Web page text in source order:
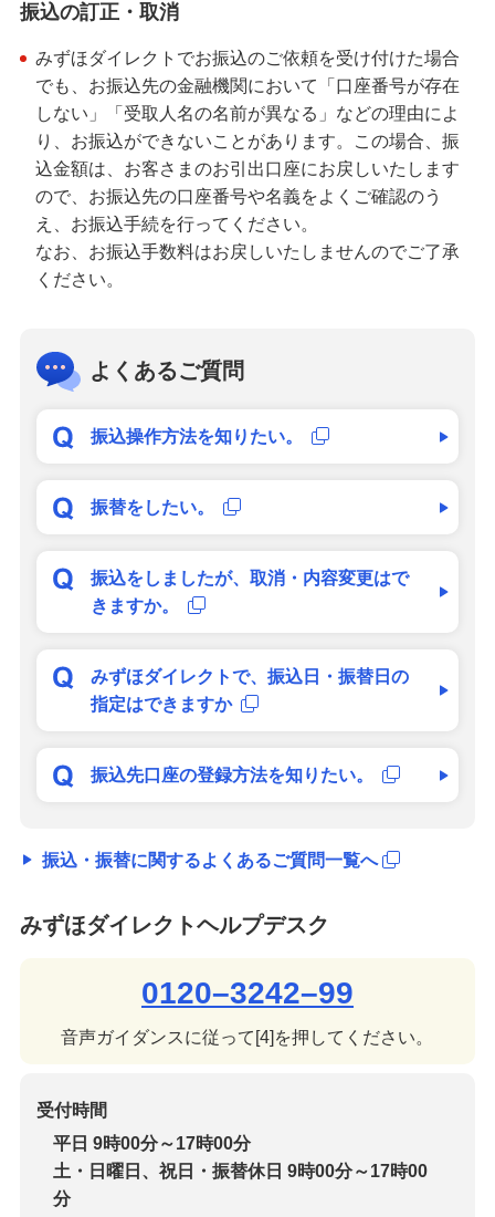
振込の訂正・取消
みずほダイレクトでお振込のご依頼を受け付けた場合
でも、お振込先の金融機関において「口座番号が存在
しない」「受取人名の名前が異なる」などの理由によ
り、お振込ができないことがあります。この場合、振
込金額は、お客さまのお引出口座にお戻しいたします
ので、お振込先の口座番号や名義をよくご確認のう
え、お振込手続を行ってください。
なお、お振込手数料はお戻しいたしませんのでご了承
ください。
よくあるご質問
振込操作方法を知りたい。
振替をしたい。
振込をしましたが、取消・内容変更はで
きますか。
みずほダイレクトで、振込日・振替日の
指定はできますか
振込先口座の登録方法を知りたい。
振込・振替に関するよくあるご質問一覧へ
みずほダイレクトヘルプデスク
0120–3242–99
音声ガイダンスに従って[4]を押してください。
受付時間
平日 9時00分～17時00分
土・日曜日、祝日・振替休日 9時00分～17時00
分